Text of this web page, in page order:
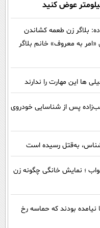
بلاگر زن طعمه کشاندن
زاده 6 ماه مشغول «امر به معروف» خانم بلاگر
ها این مهارت را ندارند
پس از شناسایی خودروی
به‌قتل رسیده است
؛ نمایش خانگی چگونه زن
نیامده بودند که حماسه رخ